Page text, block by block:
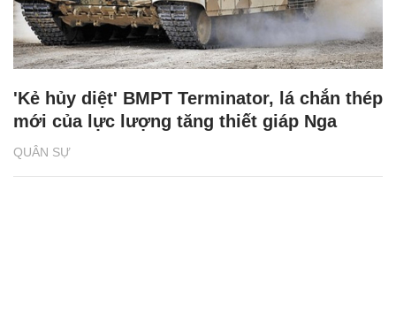
QUÂN SỰ
'Kẻ hủy diệt' BMPT Terminator, lá chắn thép
mới của lực lượng tăng thiết giáp Nga